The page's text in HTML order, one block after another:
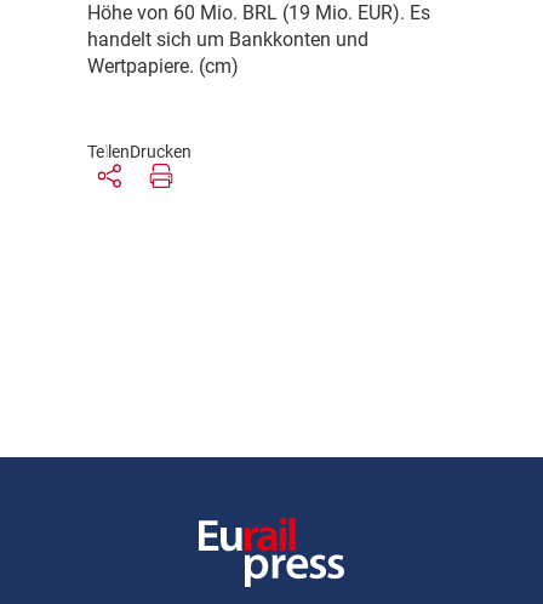
Höhe von 60 Mio. BRL (19 Mio. EUR). Es
handelt sich um Bankkonten und
Wertpapiere. (cm)
TeilenDrucken